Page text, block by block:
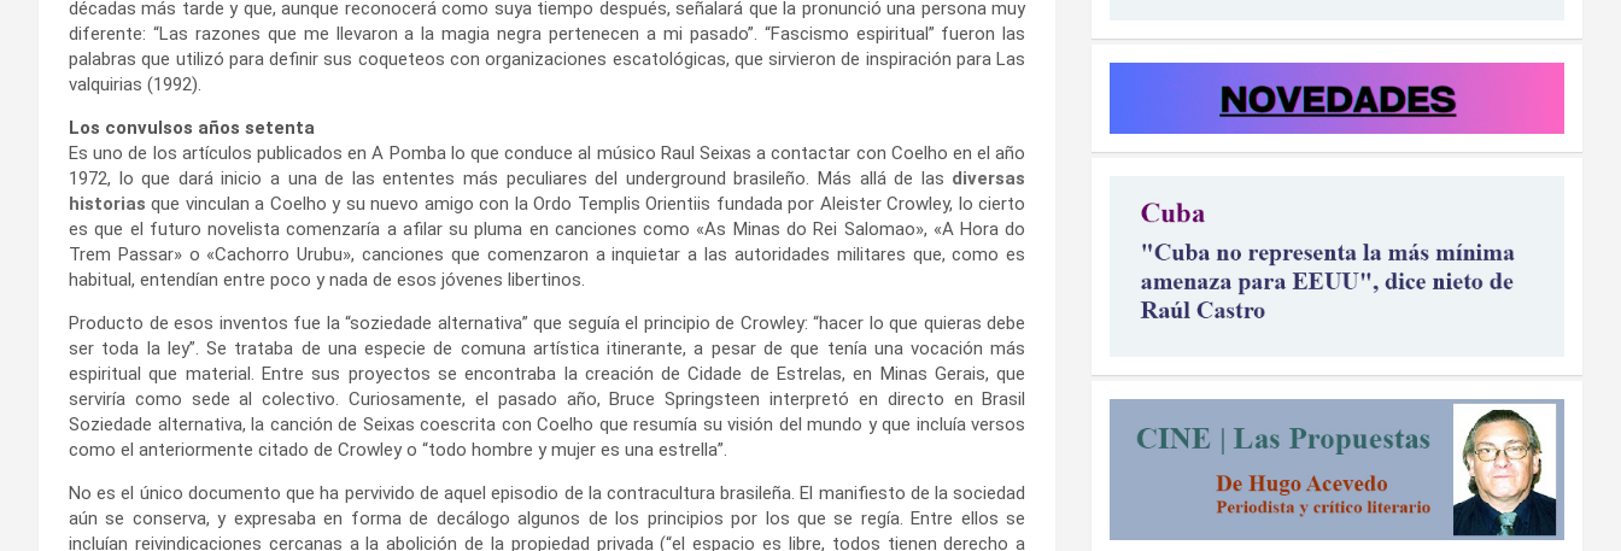
décadas más tarde y que, aunque reconocerá como suya tiempo después, señalará que la pronunció una persona muy
diferente: “Las razones que me llevaron a la magia negra pertenecen a mi pasado”. “Fascismo espiritual” fueron las
palabras que utilizó para definir sus coqueteos con organizaciones escatológicas, que sirvieron de inspiración para Las
valquirias (1992).
Los convulsos años setenta
Es uno de los artículos publicados en A Pomba lo que conduce al músico Raul Seixas a contactar con Coelho en el año
1972, lo que dará inicio a una de las ententes más peculiares del underground brasileño. Más allá de las diversas
historias que vinculan a Coelho y su nuevo amigo con la Ordo Templis Orientiis fundada por Aleister Crowley, lo cierto
es que el futuro novelista comenzaría a afilar su pluma en canciones como «As Minas do Rei Salomao», «A Hora do
Trem Passar» o «Cachorro Urubu», canciones que comenzaron a inquietar a las autoridades militares que, como es
habitual, entendían entre poco y nada de esos jóvenes libertinos.
Producto de esos inventos fue la “soziedade alternativa” que seguía el principio de Crowley: “hacer lo que quieras debe
ser toda la ley”. Se trataba de una especie de comuna artística itinerante, a pesar de que tenía una vocación más
espiritual que material. Entre sus proyectos se encontraba la creación de Cidade de Estrelas, en Minas Gerais, que
serviría como sede al colectivo. Curiosamente, el pasado año, Bruce Springsteen interpretó en directo en Brasil
Soziedade alternativa, la canción de Seixas coescrita con Coelho que resumía su visión del mundo y que incluía versos
como el anteriormente citado de Crowley o “todo hombre y mujer es una estrella”.
No es el único documento que ha pervivido de aquel episodio de la contracultura brasileña. El manifiesto de la sociedad
aún se conserva, y expresaba en forma de decálogo algunos de los principios por los que se regía. Entre ellos se
incluían reivindicaciones cercanas a la abolición de la propiedad privada (“el espacio es libre, todos tienen derecho a